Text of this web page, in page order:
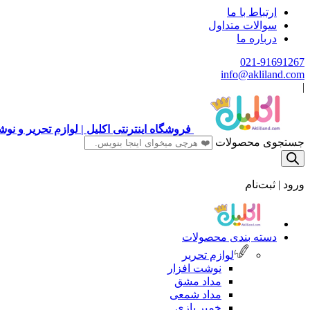
ارتباط با ما
سوالات متداول
درباره ما
021-91691267
info@akliland.com
|
فروشگاه اینترنتی اکلیل | لوازم تحریر و
جستجوی محصولات
ورود | ثبت‌نام
دسته بندی محصولات
لوازم تحریر
نوشت افزار
مداد مشق
مداد شمعی
خمیر بازی